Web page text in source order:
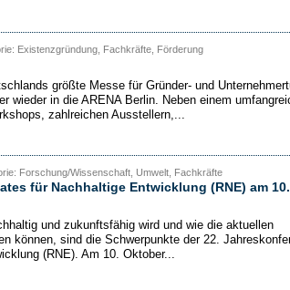
Existenzgründung, Fachkräfte, Förderung
größte Messe für Gründer- und
wieder in die ARENA Berlin. Neben einem
zahlreichen Ausstellern,...
Forschung/Wissenschaft, Umwelt, Fachkräfte
für Nachhaltige Entwicklung (RNE) am 10.
und zukunftsfähig wird und wie die aktuellen
können, sind die Schwerpunkte der 22.
(RNE). Am 10. Oktober...